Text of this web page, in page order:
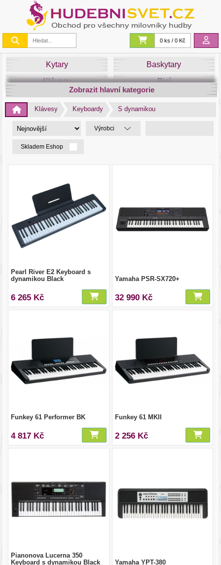
0 ks / 0 Kč
Kytary
Baskytary
Klávesy
Bicí
Smyčce
Dechy
DJ
Zvuk&Studio
Zobrazit hlavní kategorie
Klávesy Keyboardy S dynamikou
Výrobci
Skladem Eshop
Pearl River E2 Keyboard s
dynamikou Black
6 265 Kč
Yamaha PSR-SX720+
32 990 Kč
Funkey 61 Performer BK
4 817 Kč
Funkey 61 MKII
2 256 Kč
Pianonova Lucerna 350
Keyboard s dynamikou Black
Yamaha YPT-380